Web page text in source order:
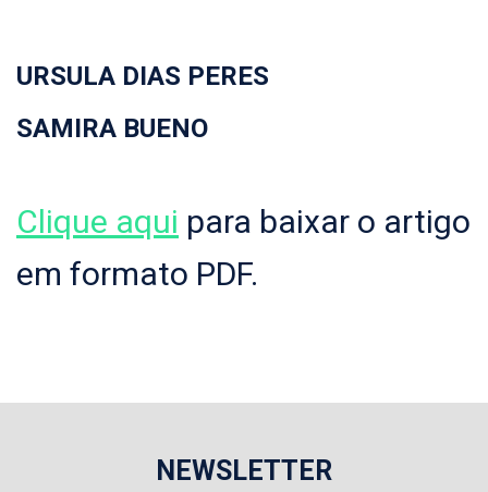
URSULA DIAS PERES
SAMIRA BUENO
Clique aqui para baixar o artigo
em formato PDF.
NEWSLETTER